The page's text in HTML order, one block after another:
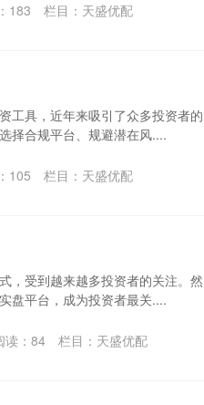
183 栏目： 天盛优配
工具，近年来吸引了众多投资者的
择合规平台、规避潜在风....
105 栏目： 天盛优配
，受到越来越多投资者的关注。然
盘平台，成为投资者最关....
读： 84 栏目： 天盛优配